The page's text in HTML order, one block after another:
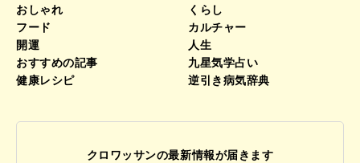
おしゃれ
くらし
フード
カルチャー
開運
人生
おすすめの記事
九星気学占い
健康レシピ
逆引き病気辞典
クロワッサンの最新情報が届きます